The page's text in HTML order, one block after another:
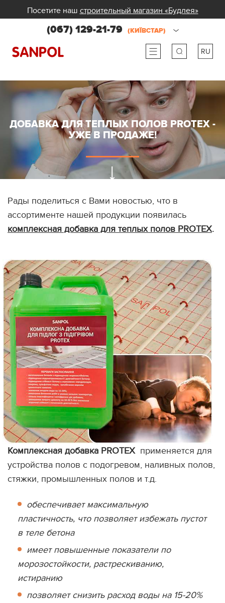
Посетите наш строительный магазин «Будлея»
(067) 129-21-79 (КИЇВСТАР)
RU
ua
ДОБАВКА ДЛЯ ТЕПЛЫХ ПОЛОВ PROTEX -
УЖЕ В ПРОДАЖЕ!
Рады поделиться с Вами новостью, что в
ассортименте нашей продукции появилась
комплексная добавка для теплых полов PROTEX.
Комплексная добавка PROTEXприменяется для
устройства полов с подогревом, наливных полов,
стяжки, промышленных полов и т.д.
обеспечивает максимальную
пластичность, что позволяет избежать пустот
в теле бетона
имеет повышенные показатели по
морозостойкости, растрескиванию,
истиранию
позволяет снизить расход воды на 15-20%